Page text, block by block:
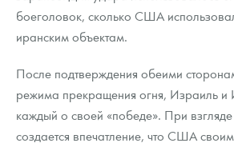
боеголовок, сколько США
иранским объектам.
После подтверждения обеими
режима прекращения огня, Израиль и
каждый о своей «победе». При
создается впечатление, что США